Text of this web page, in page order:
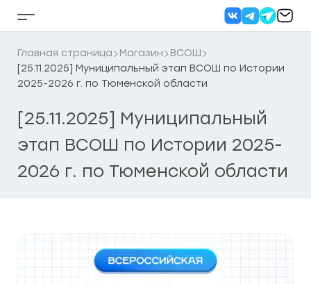
Кнопка
бокового
меню
Главная страница Магазин
ВСОШ
[25.11.2025] Муниципальный этап ВСОШ по Истории
2025-2026 г. по Тюменской области
[25.11.2025] Муниципальный
этап ВСОШ по Истории 2025-
2026 г. по Тюменской области